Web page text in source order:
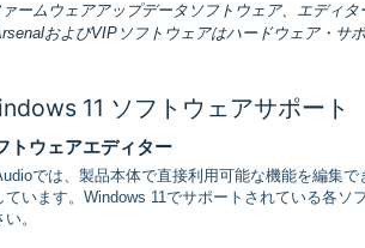
ームウェアアップデータソフトウェア、エディ
およびVIPソフトウェアはハードウェア・サ
11 ソフトウェアサポート
トウェアエディター
では、製品本体で直接利用可能な機能を編集
ています。Windows 11でサポートされている各
。